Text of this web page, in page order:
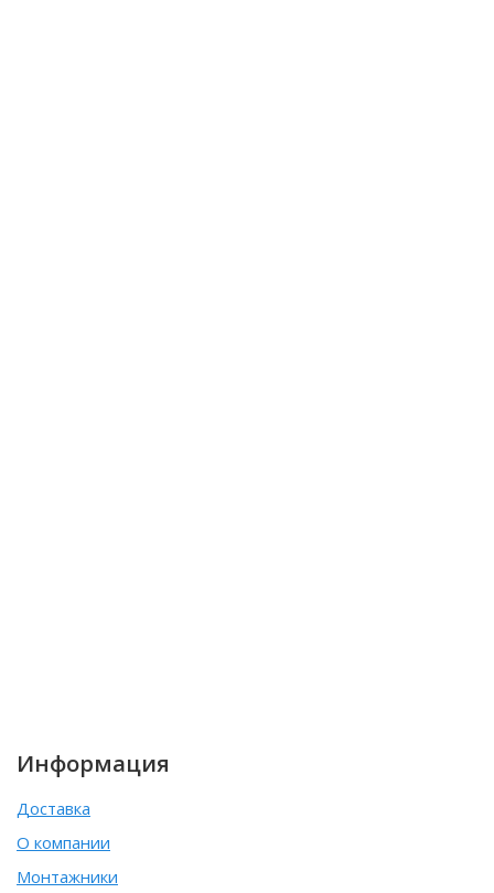
Информация
Доставка
О компании
Монтажники